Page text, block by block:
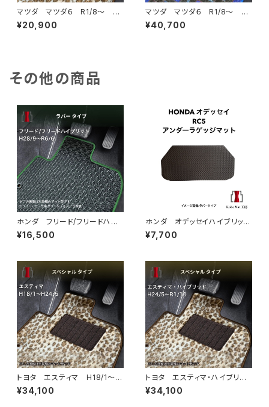
マツダ マツダ６ R1/8〜 GJ
系 フロアマット一式 カーマッ
ト スペシャルタイプ
¥20,900
マツダ マツダ６ R1/8〜 GJ
系 フロアマット一式 カーマッ
ト 神戸タータン 特別受注生
¥40,700
その他の商品
ホンダ フリード/フリードハイ
ブリッド H28/9〜R6/6 GB
5/6/7/8 6人/7人乗 フロア
¥16,500
ホンダ オデッセイハイブリッ
ド R5/12〜 RC5 アンダー
ラゲッジマット トランクマッ
¥7,700
トヨタ エスティマ H18/1〜H
24/5（前期） 50系 フロアマ
ット一式 カーマット スペシャ
¥34,100
トヨタ エスティマ・ハイブリッ
ド H24/5〜R1/10（後期） 20
系 フロアマット一式 カーマッ
¥34,100